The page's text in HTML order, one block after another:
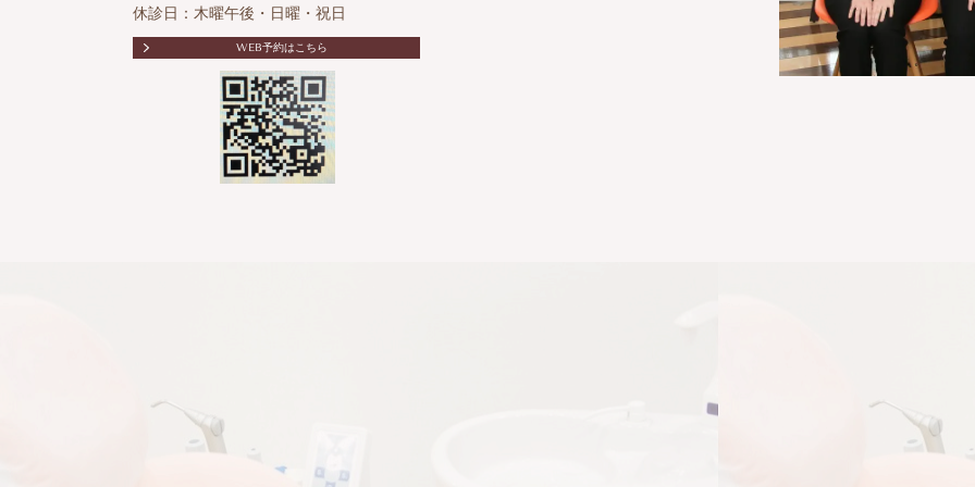
休診日：木曜午後・日曜・祝日
WEB予約はこちら